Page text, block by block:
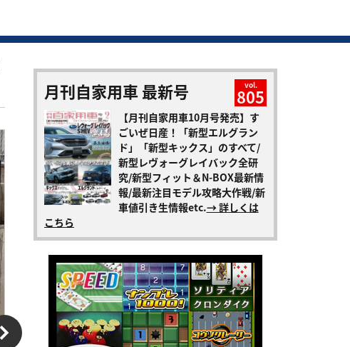
月刊自家用車 最新号 vol.
805
【月刊自家用車10月号発売】す
ごいぜ日産！「新型エルグラン
ド」「新型キックス」のすべて/
新型レヴォーグレイバック全研
究/新型フィット＆N-BOX最新情
報/最新注目モデル攻略大作戦/新
車値引き生情報etc.→ 詳しくは
こちら